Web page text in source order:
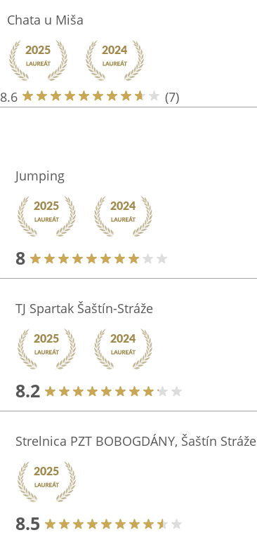
Chata u Miša
8.6 (7)
Jumping
8
TJ Spartak Šaštín-Stráže
8.2
Strelnica PZT BOBOGDÁNY, Šaštín Stráže
8.5